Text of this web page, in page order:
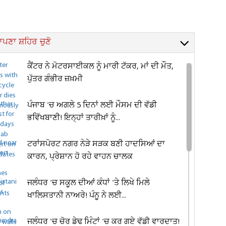
ਸ਼ਹਿਰ ਚੁਣੋ
ਕੈਂਟਰ ਨੇ ਮੋਟਰਸਾਈਕਲ ਨੂੰ ਮਾਰੀ ਟੱਕਰ, ਮਾਂ ਦੀ ਮੌਤ,
ਪੁੱਤਰ ਗੰਭੀਰ ਜ਼ਖ਼ਮੀ
ਪੰਜਾਬ 'ਚ ਅਗਲੇ 5 ਦਿਨਾਂ ਲਈ ਮੌਸਮ ਦੀ ਵੱਡੀ
ਭਵਿੱਖਬਾਣੀ! ਇਨ੍ਹਾਂ ਤਾਰੀਖ਼ਾਂ ਨੂੰ...
ਟਰਾਂਸਪੋਰਟ ਨਗਰ ਨੇੜੇ ਸੜਕ ਬਣੀ ਹਾਦਸਿਆਂ ਦਾ
ਕਾਰਨ, ਪ੍ਰੇਸ਼ਾਨ ਹੋ ਰਹੇ ਵਾਹਨ ਚਾਲਕ
ਜਲੰਧਰ 'ਚ ਸਕੂਲ ਦੀਆਂ ਕੰਧਾਂ 'ਤੇ ਲਿਖੇ ਮਿਲੇ
ਖਾਲਿਸਤਾਨੀ ਨਾਅਰੇ! ਪੰਨੂ ਨੇ ਲਈ...
ਜਲੰਧਰ 'ਚ ਚੋਰ ਡੇਢ ਮਿੰਟਾਂ 'ਚ ਕਰ ਗਏ ਵੱਡੀ ਵਾਰਦਾਤ!